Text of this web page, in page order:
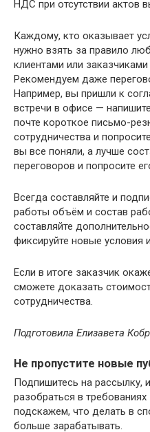
НДС при отсутствии актов
Каждому, кто оказывает
нужно взять за правило
клиентами или
Рекомендуем даже
Например, вы пришли к
встречи в офисе —
почте короткое письмо-
сотрудничества и
вы все поняли, а лучше
переговоров и попросите
Всегда составляйте и
работы объём и состав
составляйте
фиксируйте новые условия
Если в итоге заказчик
сможете доказать
сотрудничества.
Подготовила Елизавета
Не пропустите новые
Подпишитесь на
разобраться в требованиях
подскажем, что делать в
больше зарабатывать.